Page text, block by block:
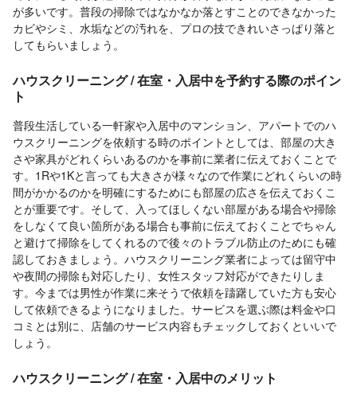
が多いです。普段の掃除ではなかなか落とすことのできなかった
カビやシミ、水垢などの汚れを、プロの技できれいさっぱり落と
してもらいましょう。
ハウスクリーニング / 在室・入居中を予約する際のポイン
ト
普段生活している一軒家や入居中のマンション、アパートでのハ
ウスクリーニングを依頼する時のポイントとしては、部屋の大き
さや家具がどれくらいあるのかを事前に業者に伝えておくことで
す。1Rや1Kと言っても大きさが様々なので作業にどれくらいの時
間がかかるのかを明確にするためにも部屋の広さを伝えておくこ
とが重要です。そして、入ってほしくない部屋がある場合や掃除
をしなくて良い箇所がある場合も事前に伝えておくことでちゃん
と避けて掃除をしてくれるので後々のトラブル防止のためにも確
認しておきましょう。ハウスクリーニング業者によっては留守中
や夜間の掃除も対応したり、女性スタッフ対応ができたりしま
す。今までは男性が作業に来そうで依頼を躊躇していた方も安心
して依頼できるようになりました。サービスを選ぶ際は料金や口
コミとは別に、店舗のサービス内容もチェックしておくといいで
しょう。
ハウスクリーニング / 在室・入居中のメリット